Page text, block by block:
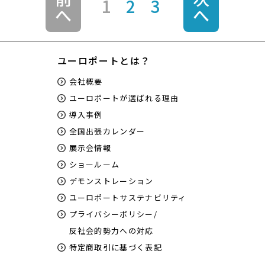
へ 1 2 3 へ
ユーロポートとは？
会社概要
ユーロポートが選ばれる理由
導入事例
全国出張カレンダー
展示会情報
ショールーム
デモンストレーション
ユーロポートサステナビリティ
プライバシーポリシー/
反社会的勢力への対応
特定商取引に基づく表記